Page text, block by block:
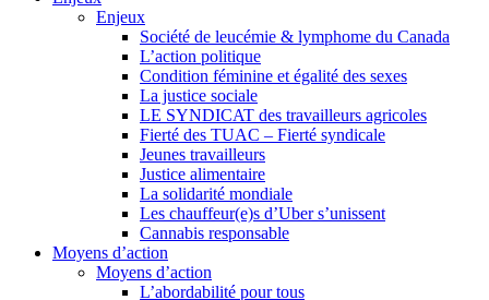
Enjeux
Société de leucémie & lymphome du Canada
L’action politique
Condition féminine et égalité des sexes
La justice sociale
LE SYNDICAT des travailleurs agricoles
Fierté des TUAC – Fierté syndicale
Jeunes travailleurs
Justice alimentaire
La solidarité mondiale
Les chauffeur(e)s d’Uber s’unissent
Cannabis responsable
Moyens d’action
Moyens d’action
L’abordabilité pour tous